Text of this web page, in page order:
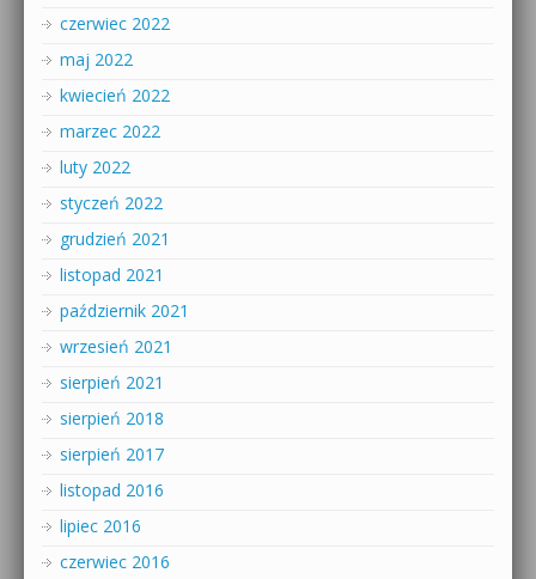
czerwiec 2022
maj 2022
kwiecień 2022
marzec 2022
luty 2022
styczeń 2022
grudzień 2021
listopad 2021
październik 2021
wrzesień 2021
sierpień 2021
sierpień 2018
sierpień 2017
listopad 2016
lipiec 2016
czerwiec 2016